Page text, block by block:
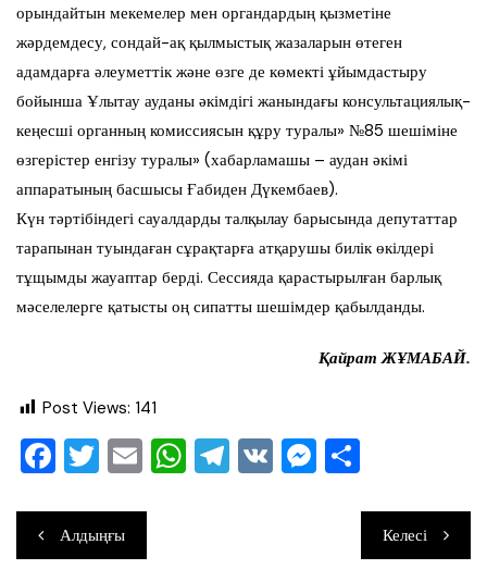
орындайтын мекемелер мен органдардың қызметіне
жәрдемдесу, сондай-ақ қылмыстық жазаларын өтеген
адамдарға әлеуметтік және өзге де көмекті ұйымдастыру
бойынша Ұлытау ауданы әкімдігі жанындағы консультациялық-
кеңесші органның комиссиясын құру туралы» №85 шешіміне
өзгерістер енгізу туралы» (хабарламашы – аудан әкімі
аппаратының басшысы Ғабиден Дүкембаев).
Күн тәртібіндегі сауалдарды талқылау барысында депутаттар
тарапынан туындаған сұрақтарға атқарушы билік өкілдері
тұщымды жауаптар берді. Сессияда қарастырылған барлық
мәселелерге қатысты оң сипатты шешімдер қабылданды.
Қайрат ЖҰМАБАЙ.
Post Views: 141
F
c
T
tt
E
ai
W T V M
ра
Навигация
Алдыңғы Келесі